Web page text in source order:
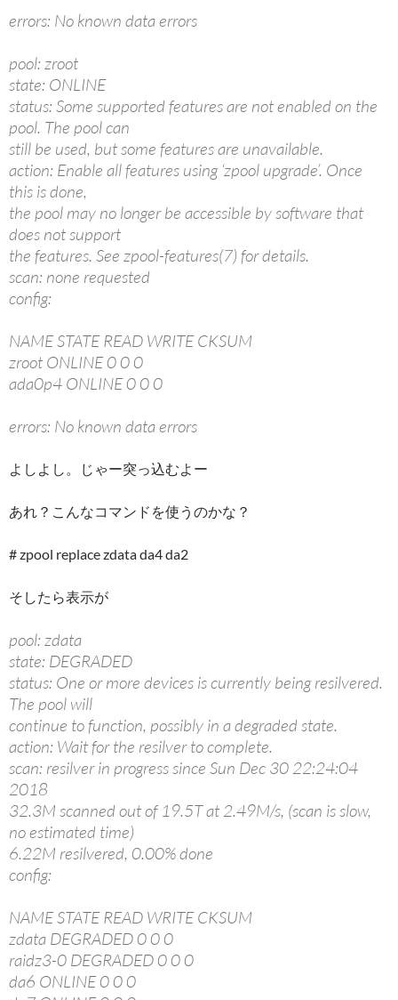
errors: No known data errors
pool: zroot
state: ONLINE
status: Some supported features are not enabled on the
pool. The pool can
still be used, but some features are unavailable.
action: Enable all features using ‘zpool upgrade’. Once
this is done,
the pool may no longer be accessible by software that
does not support
the features. See zpool-features(7) for details.
scan: none requested
config:
NAME STATE READ WRITE CKSUM
zroot ONLINE 0 0 0
ada0p4 ONLINE 0 0 0
errors: No known data errors
よしよし。じゃー突っ込むよー
あれ？こんなコマンドを使うのかな？
# zpool replace zdata da4 da2
そしたら表示が
pool: zdata
state: DEGRADED
status: One or more devices is currently being resilvered.
The pool will
continue to function, possibly in a degraded state.
action: Wait for the resilver to complete.
scan: resilver in progress since Sun Dec 30 22:24:04
2018
32.3M scanned out of 19.5T at 2.49M/s, (scan is slow,
no estimated time)
6.22M resilvered, 0.00% done
config:
NAME STATE READ WRITE CKSUM
zdata DEGRADED 0 0 0
raidz3-0 DEGRADED 0 0 0
da6 ONLINE 0 0 0